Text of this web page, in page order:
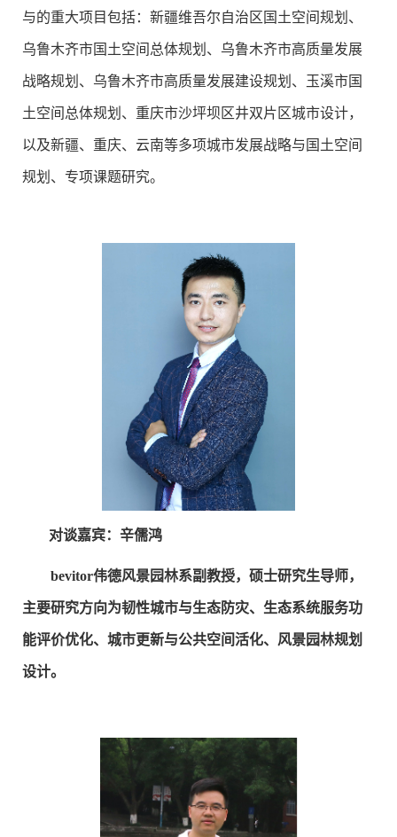
与的重大项目包括：新疆维吾尔自治区国土空间规划、
乌鲁木齐市国土空间总体规划、乌鲁木齐市高质量发展
战略规划、乌鲁木齐市高质量发展建设规划、玉溪市国
土空间总体规划、重庆市沙坪坝区井双片区城市设计，
以及新疆、重庆、云南等多项城市发展战略与国土空间
规划、专项课题研究。
对谈嘉宾：辛儒鸿
bevitor伟德风景园林系副教授，硕士研究生导师，
主要研究方向为韧性城市与生态防灾、生态系统服务功
能评价优化、城市更新与公共空间活化、风景园林规划
设计。